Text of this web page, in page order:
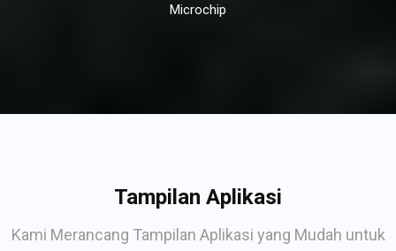
Microchip
Tampilan Aplikasi
Kami Merancang Tampilan Aplikasi yang Mudah untuk